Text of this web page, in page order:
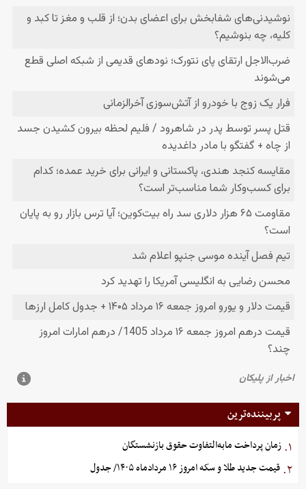
پربیننده‌ترین
۱. زمان پرداخت مابه‌التفاوت حقوق بازنشستگان
۲. قیمت جدید طلا و سکه امروز ۱۶ مردادماه ۱۴۰۵/ جدول